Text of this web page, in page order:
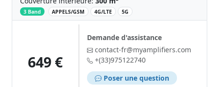
3 Band ‌ APPELS/GSM 4G/LTE 5G
649 €
Demande d'assistance
contact-fr@myamplifiers.com
+(33)975122740
Poser une question